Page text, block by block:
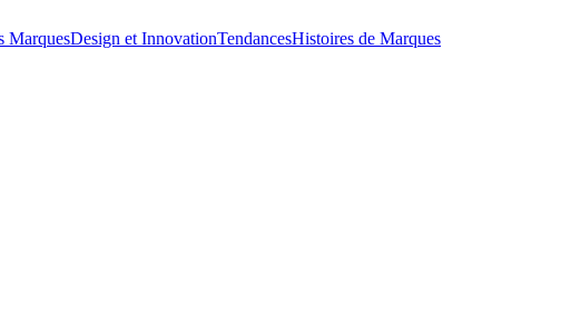
MarquesDesign et InnovationTendancesHistoires de Marques